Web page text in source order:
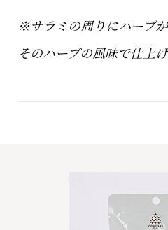
※サラミの周りにハーブが
そのハーブの風味で仕上げ